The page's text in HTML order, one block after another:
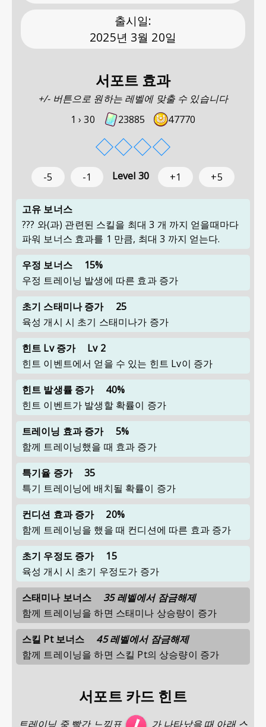
출시일:
2025년 3월 20일
서포트 효과
+/- 버튼으로 원하는 레벨에 맞출 수 있습니다
1 ›30 23885 47770
◇◇◇◇
-5 -1 Level 30 +1 +5
고유 보너스
??? 와(과) 관련된 스킬을 최대 3 개 까지 얻을때마다
파워 보너스 효과를 1 만큼, 최대 3 까지 얻는다.
우정 보너스
15%
우정 트레이닝 발생에 따른 효과 증가
초기 스태미나 증가
25
육성 개시 시 초기 스태미나가 증가
힌트 Lv 증가
Lv 2
힌트 이벤트에서 얻을 수 있는 힌트 Lv이 증가
힌트 발생률 증가
40%
힌트 이벤트가 발생할 확률이 증가
트레이닝 효과 증가
5%
함께 트레이닝했을 때 효과 증가
특기율 증가
35
특기 트레이닝에 배치될 확률이 증가
컨디션 효과 증가
20%
함께 트레이닝을 했을 때 컨디션에 따른 효과 증가
초기 우정도 증가
15
육성 개시 시 초기 우정도가 증가
스태미나 보너스
35 레벨에서 잠금해제
함께 트레이닝을 하면 스태미나 상승량이 증가
스킬 Pt 보너스
45 레벨에서 잠금해제
함께 트레이닝을 하면 스킬 Pt의 상승량이 증가
서포트 카드 힌트
트레이닝 중 빨간 느낌표 가 나타났을 때 아래 스